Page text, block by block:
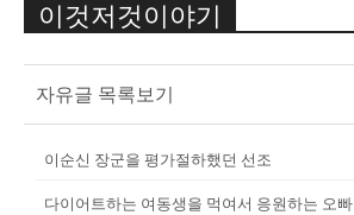
이것저것이야기
자유글 목록보기
이순신 장군을 평가절하했던 선조
다이어트하는 여동생을 먹여서 응원하는 오빠